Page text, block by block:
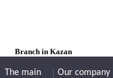
Branch in Kazan
The main Our company